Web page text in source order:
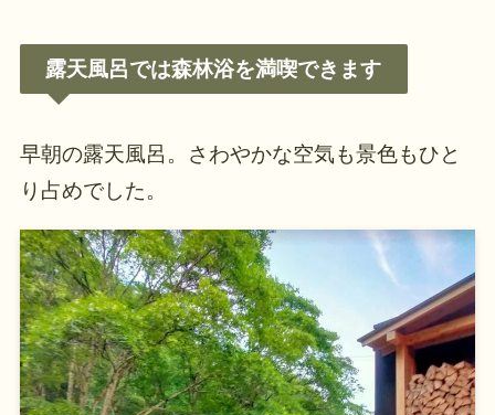
露天風呂では森林浴を満喫できます
早朝の露天風呂。さわやかな空気も景色もひと
り占めでした。